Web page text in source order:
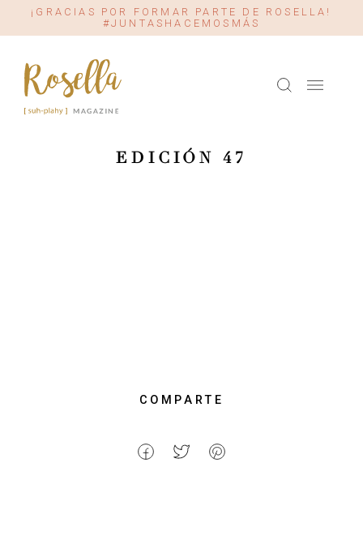
¡GRACIAS POR FORMAR PARTE DE ROSELLA!
#JUNTASHACEMOSMÁS
EDICIÓN 47
COMPARTE